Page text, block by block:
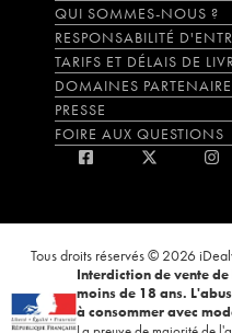
QUI SOMMES-NOUS ?
RESPONSABILITÉ
TARIFS ET DÉLAIS DE
DOMAINES
PRESSE
FOIRE AUX QUESTIONS
Tous droits réservés © 2026
Interdiction de vente
moins de 18 ans.
à consommer avec